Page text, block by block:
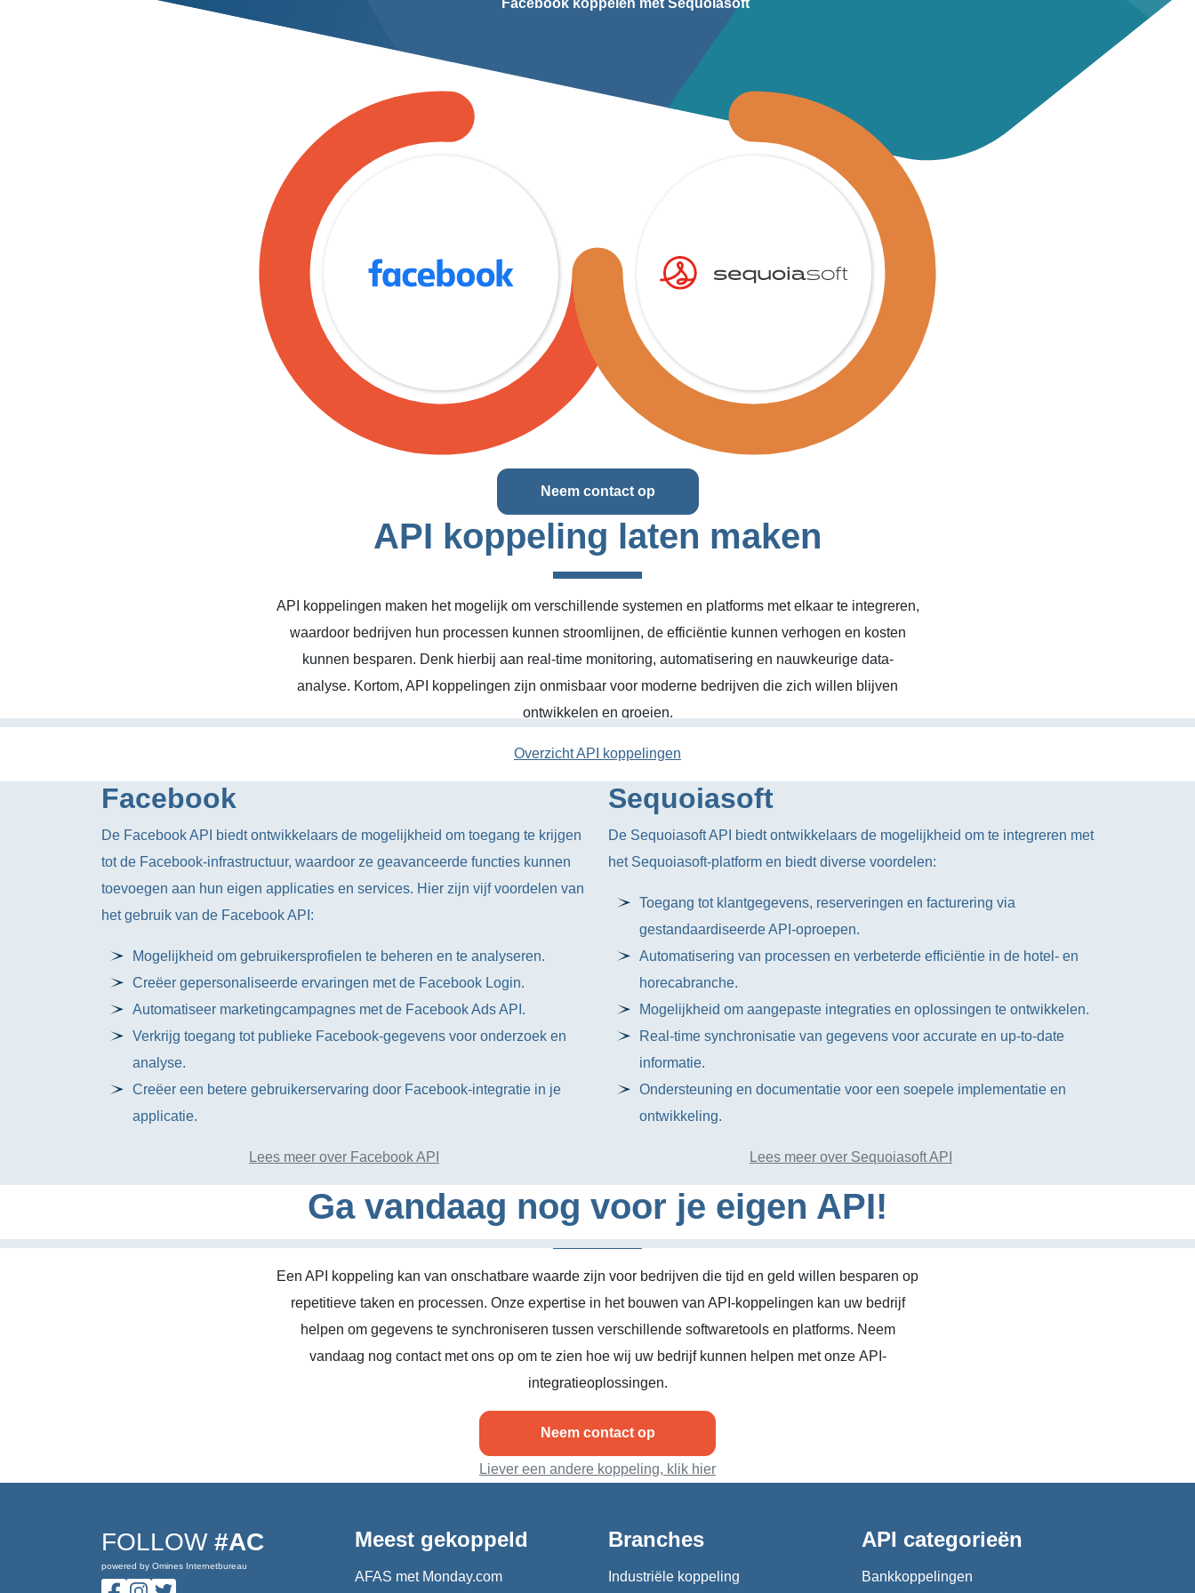
Facebook koppelen met Sequoiasoft
Neem contact op
API koppeling laten maken
API koppelingen maken het mogelijk om verschillende systemen en platforms met elkaar te integreren,
waardoor bedrijven hun processen kunnen stroomlijnen, de efficiëntie kunnen verhogen en kosten
kunnen besparen. Denk hierbij aan real-time monitoring, automatisering en nauwkeurige data-
analyse. Kortom, API koppelingen zijn onmisbaar voor moderne bedrijven die zich willen blijven
ontwikkelen en groeien.
Overzicht API koppelingen
Facebook
De Facebook API biedt ontwikkelaars de mogelijkheid om toegang te krijgen
tot de Facebook-infrastructuur, waardoor ze geavanceerde functies kunnen
toevoegen aan hun eigen applicaties en services. Hier zijn vijf voordelen van
het gebruik van de Facebook API:
Mogelijkheid om gebruikersprofielen te beheren en te analyseren.
Creëer gepersonaliseerde ervaringen met de Facebook Login.
Automatiseer marketingcampagnes met de Facebook Ads API.
Verkrijg toegang tot publieke Facebook-gegevens voor onderzoek en
analyse.
Creëer een betere gebruikerservaring door Facebook-integratie in je
applicatie.
Lees meer over Facebook API
Sequoiasoft
De Sequoiasoft API biedt ontwikkelaars de mogelijkheid om te integreren met
het Sequoiasoft-platform en biedt diverse voordelen:
Toegang tot klantgegevens, reserveringen en facturering via
gestandaardiseerde API-oproepen.
Automatisering van processen en verbeterde efficiëntie in de hotel- en
horecabranche.
Mogelijkheid om aangepaste integraties en oplossingen te ontwikkelen.
Real-time synchronisatie van gegevens voor accurate en up-to-date
informatie.
Ondersteuning en documentatie voor een soepele implementatie en
ontwikkeling.
Lees meer over Sequoiasoft API
Ga vandaag nog voor je eigen API!
Een API koppeling kan van onschatbare waarde zijn voor bedrijven die tijd en geld willen besparen op
repetitieve taken en processen. Onze expertise in het bouwen van API-koppelingen kan uw bedrijf
helpen om gegevens te synchroniseren tussen verschillende softwaretools en platforms. Neem
vandaag nog contact met ons op om te zien hoe wij uw bedrijf kunnen helpen met onze API-
integratieoplossingen.
Neem contact op
Liever een andere koppeling, klik hier
FOLLOW #AC
powered by Omines Internetbureau
Meest gekoppeld
AFAS met Monday.com
Branches
Industriële koppeling
API categorieën
Bankkoppelingen